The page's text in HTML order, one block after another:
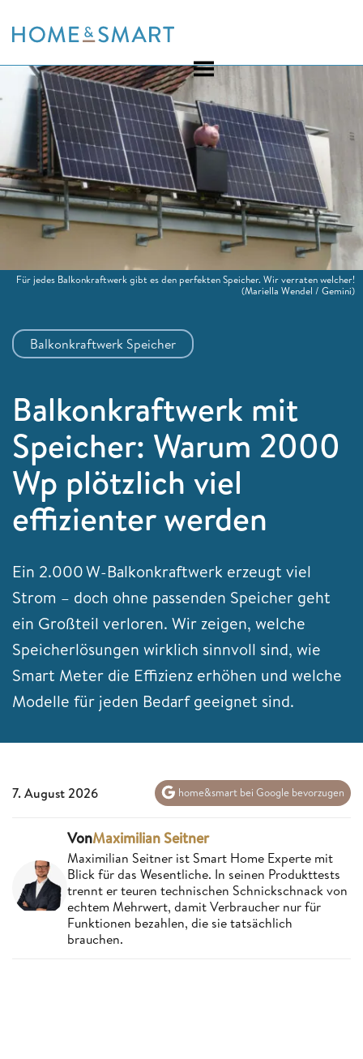
to
Balkonkraftwerk Speicher
Balkonkraftwerk mit
Speicher: Warum 2000
Wp plötzlich viel
effizienter werden
Ein 2.000 W-Balkonkraftwerk erzeugt viel
Strom – doch ohne passenden Speicher geht
ein Großteil verloren. Wir zeigen, welche
Speicherlösungen wirklich sinnvoll sind, wie
Smart Meter die Effizienz erhöhen und welche
Modelle für jeden Bedarf geeignet sind.
Für jedes Balkonkraftwerk gibt es den perfekten Speicher. Wir verraten welcher!
(Mariella Wendel / Gemini)
7. August 2026 home&smart bei Google bevorzugen
VonMaximilian Seitner
Maximilian Seitner ist Smart Home Experte mit
Blick für das Wesentliche. In seinen Produkttests
trennt er teuren technischen Schnickschnack von
echtem Mehrwert, damit Verbraucher nur für
Funktionen bezahlen, die sie tatsächlich
brauchen.